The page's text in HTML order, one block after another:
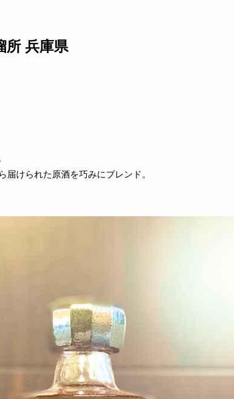
所 兵庫県
けられた原酒を巧みにブレンド。